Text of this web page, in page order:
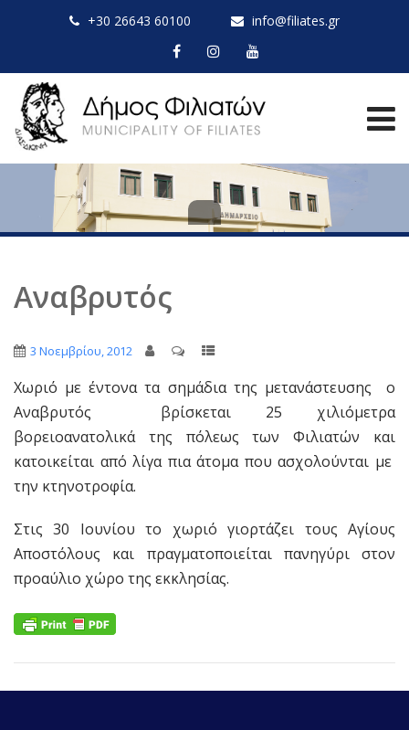
+30 26643 60100 info@filiates.gr
Αναβρυτός
3 Νοεμβρίου, 2012
Χωριό με έντονα τα σημάδια της μετανάστευσης ο
Αναβρυτός βρίσκεται 25 χιλιόμετρα
βορειοανατολικά της πόλεως των Φιλιατών και
κατοικείται από λίγα πια άτομα που ασχολούνται με
την κτηνοτροφία.
Στις 30 Ιουνίου το χωριό γιορτάζει τους Αγίους
Αποστόλους και πραγματοποιείται πανηγύρι στον
προαύλιο χώρο της εκκλησίας.